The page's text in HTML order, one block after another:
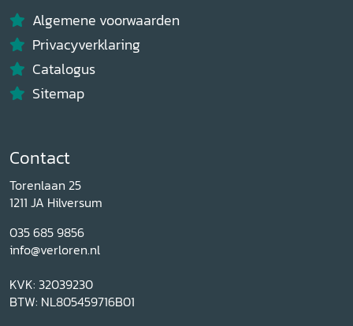
Algemene voorwaarden
Privacyverklaring
Catalogus
Sitemap
Contact
Torenlaan 25
1211 JA Hilversum
035 685 9856
info@verloren.nl
KVK: 32039230
BTW: NL805459716B01